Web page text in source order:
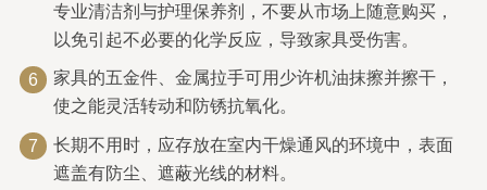
专业清洁剂与护理保养剂，不要从市场上随意购买，
以免引起不必要的化学反应，导致家具受伤害。
6
家具的五金件、金属拉手可用少许机油抹擦并擦干，
使之能灵活转动和防锈抗氧化。
7
长期不用时，应存放在室内干燥通风的环境中，表面
遮盖有防尘、遮蔽光线的材料。